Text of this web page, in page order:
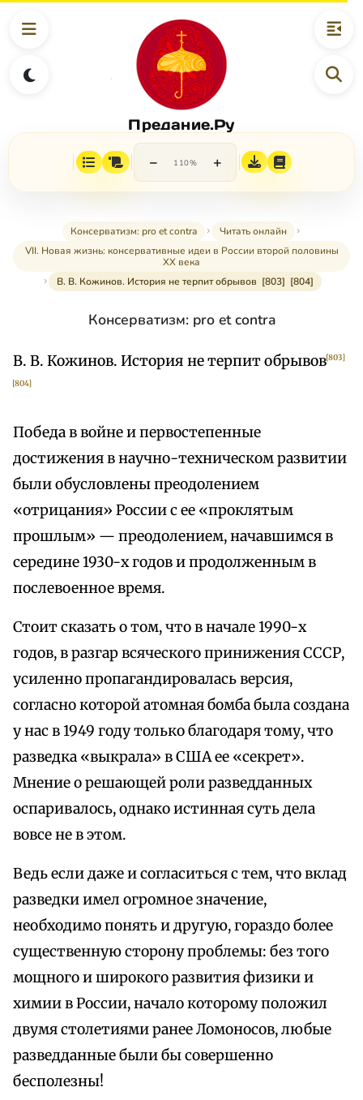
Предание.Ру
− 110% +
Консерватизм: pro et contra
Читать онлайн
VII. Новая жизнь: консервативные идеи в России второй половины
XX века
В. В. Кожинов. История не терпит обрывов [803] [804]
Консерватизм: pro et contra
В. В. Кожинов. История не терпит обрывов[803]
[804]
Победа в войне и первостепенные
достижения в научно-техническом развитии
были обусловлены преодолением
«отрицания» России с ее «проклятым
прошлым» — преодолением, начавшимся в
середине 1930-х годов и продолженным в
послевоенное время.
Стоит сказать о том, что в начале 1990-х
годов, в разгар всяческого принижения СССР,
усиленно пропагандировалась версия,
согласно которой атомная бомба была создана
у нас в 1949 году только благодаря тому, что
разведка «выкрала» в США ее «секрет».
Мнение о решающей роли разведданных
оспаривалось, однако истинная суть дела
вовсе не в этом.
Ведь если даже и согласиться с тем, что вклад
разведки имел огромное значение,
необходимо понять и другую, гораздо более
существенную сторону проблемы: без того
мощного и широкого развития физики и
химии в России, начало которому положил
двумя столетиями ранее Ломоносов, любые
разведданные были бы совершенно
бесполезны!